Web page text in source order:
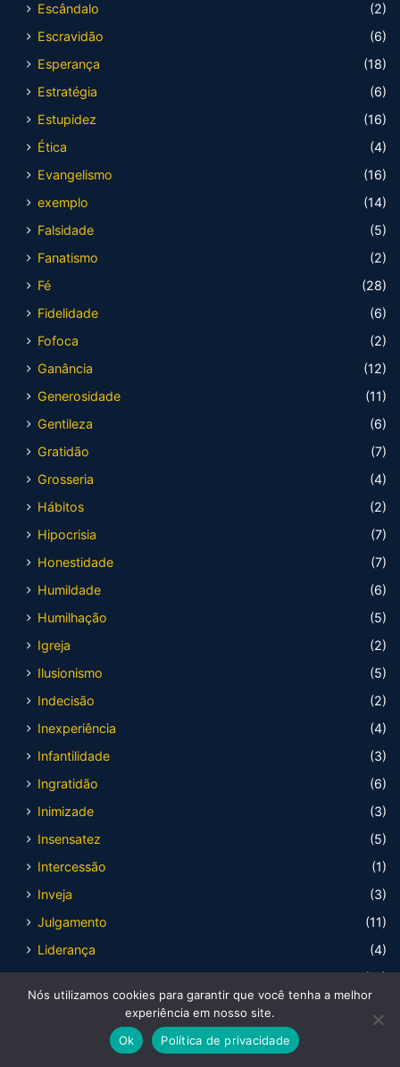
Escândalo
(2)
Escravidão
(6)
Esperança
(18)
Estratégia
(6)
Estupidez
(16)
Ética
(4)
Evangelismo
(16)
exemplo
(14)
Falsidade
(5)
Fanatismo
(2)
Fé
(28)
Fidelidade
(6)
Fofoca
(2)
Ganância
(12)
Generosidade
(11)
Gentileza
(6)
Gratidão
(7)
Grosseria
(4)
Hábitos
(2)
Hipocrisia
(7)
Honestidade
(7)
Humildade
(6)
Humilhação
(5)
Igreja
(2)
Ilusionismo
(5)
Indecisão
(2)
Inexperiência
(4)
Infantilidade
(3)
Ingratidão
(6)
Inimizade
(3)
Insensatez
(5)
Intercessão
(1)
Inveja
(3)
Julgamento
(11)
Liderança
(4)
Livramento
(17)
Nós utilizamos cookies para garantir que você tenha a melhor
experiência em nosso site.
Ok
Política de privacidade